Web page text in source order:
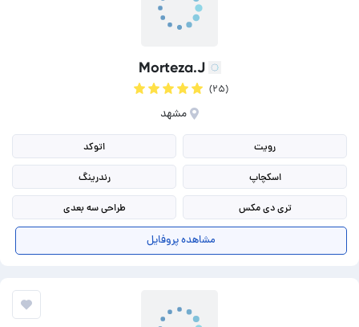
Morteza.J
(۲۵)
مشهد
رویت اتوکد
اسکچاپ رندرینگ
تری دی مکس طراحی سه بعدی
مشاهده پروفایل